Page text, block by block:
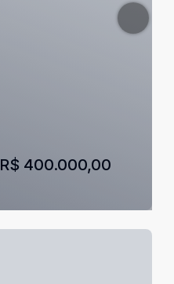
R$ 400.000,00